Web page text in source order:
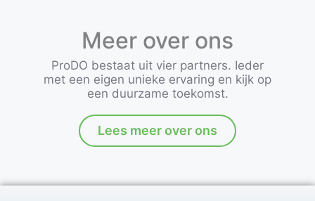
Meer over ons
ProDO bestaat uit vier partners. Ieder
met een eigen unieke ervaring en kijk op
een duurzame toekomst.
Lees meer over ons